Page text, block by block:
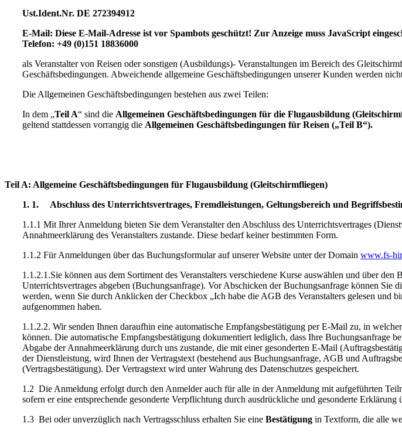
Ust.Ident.Nr. DE 272394912
E-Mail: Diese E-Mail-Adresse ist vor Spambots geschützt! Zur Anzeige muss JavaScript
Telefon: +49 (0)151 18836000
als Veranstalter von Reisen oder sonstigen (Ausbildungs)- Veranstaltungen im Bereich des
Geschäftsbedingungen. Abweichende allgemeine Geschäftsbedingungen unserer Kunden werden
Die Allgemeinen Geschäftsbedingungen bestehen aus zwei Teilen:
In dem „Teil A“ sind die Allgemeinen Geschäftsbedingungen für die Flugausbildung
geltend stattdessen vorrangig die Allgemeinen Geschäftsbedingungen für Reisen („Teil B“).
Teil A: Allgemeine Geschäftsbedingungen für Flugausbildung (Gleitschirmfliegen)
1. 1. Abschluss des Unterrichtsvertrages, Fremdleistungen, Geltungsbereich und
1.1.1 Mit Ihrer Anmeldung bieten Sie dem Veranstalter den Abschluss des Unterrichtsvertrages
Annahmeerklärung des Veranstalters zustande. Diese bedarf keiner bestimmten Form.
1.1.2 Für Anmeldungen über das Buchungsformular auf unserer Website unter der Domain www.fs-
1.1.2.1.Sie können aus dem Sortiment des Veranstalters verschiedene Kurse auswählen und über
Unterrichtsvertrages abgeben (Buchungsanfrage). Vor Abschicken der Buchungsanfrage können
werden, wenn Sie durch Anklicken der Checkbox „Ich habe die AGB des Veranstalters gelesen und
aufgenommen haben.
1.1.2.2. Wir senden Ihnen daraufhin eine automatische Empfangsbestätigung per E-Mail zu, in
können. Die automatische Empfangsbestätigung dokumentiert lediglich, dass Ihre Buchungsanfrage
Abgabe der Annahmeerklärung durch uns zustande, die mit einer gesonderten E-Mail
der Dienstleistung, wird Ihnen der Vertragstext (bestehend aus Buchungsanfrage, AGB und
(Vertragsbestätigung). Der Vertragstext wird unter Wahrung des Datenschutzes gespeichert.
1.2 Die Anmeldung erfolgt durch den Anmelder auch für alle in der Anmeldung mit aufgeführten
sofern er eine entsprechende gesonderte Verpflichtung durch ausdrückliche und gesonderte Erklärung
1.3 Bei oder unverzüglich nach Vertragsschluss erhalten Sie eine Bestätigung in Textform, die alle